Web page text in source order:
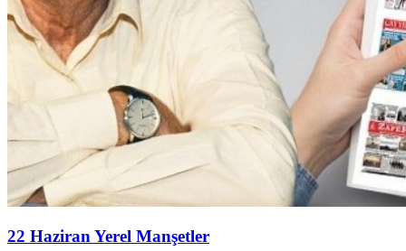
22 Haziran Yerel Manşetler